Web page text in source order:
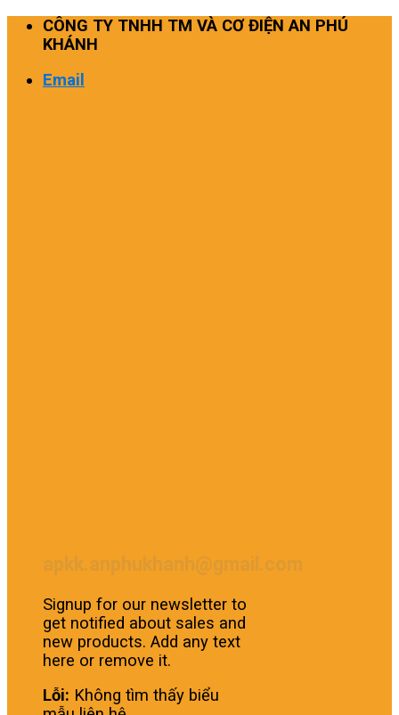
Skip
CÔNG TY TNHH TM VÀ CƠ ĐIỆN AN PHÚ
KHÁNH
Email
Signup for our newsletter to
get notified about sales and
new products. Add any text
here or remove it.
Lỗi: Không tìm thấy biểu